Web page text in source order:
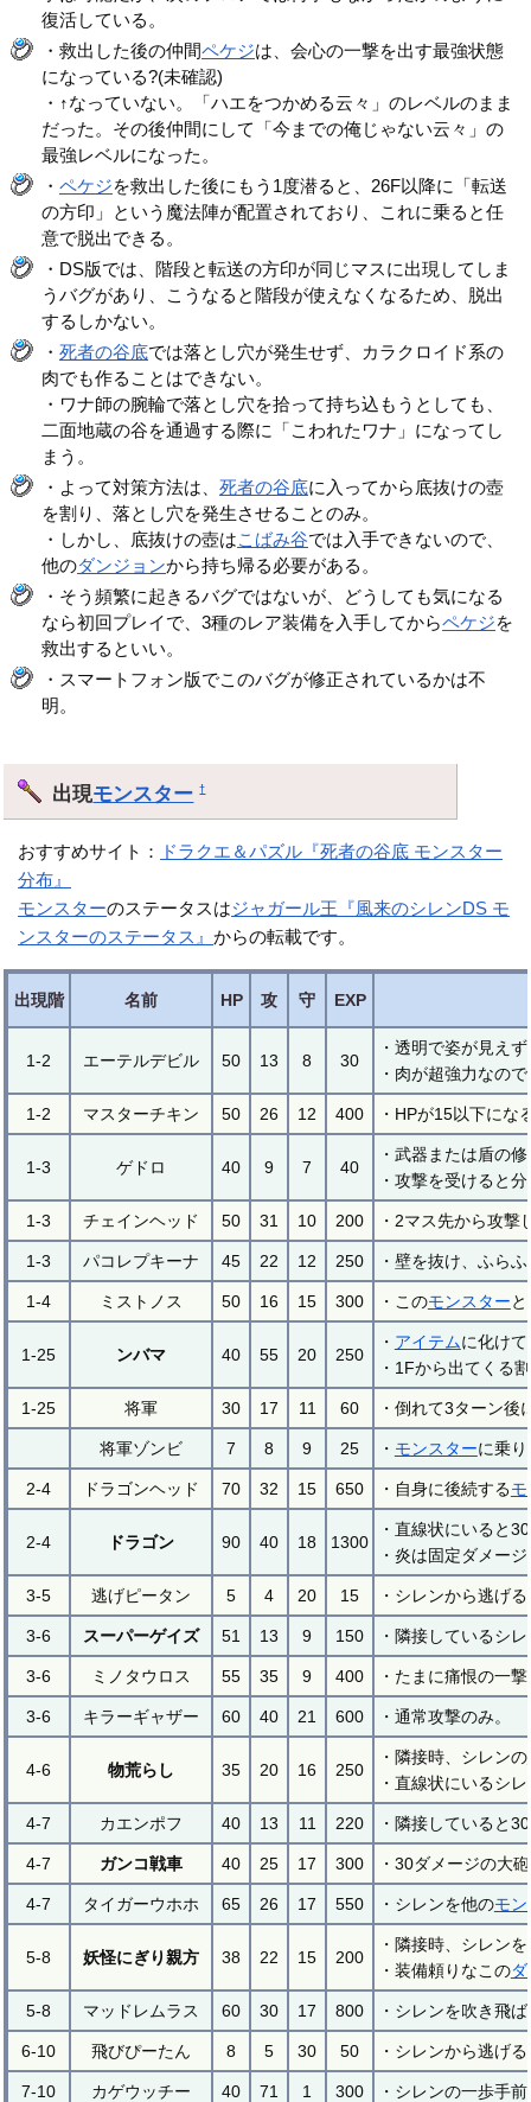
復活している。
・救出した後の仲間ペケジは、会心の一撃を出す最強状態
になっている?(未確認)
・↑なっていない。「ハエをつかめる云々」のレベルのまま
だった。その後仲間にして「今までの俺じゃない云々」の
最強レベルになった。
・ペケジを救出した後にもう1度潜ると、26F以降に「転送
の方印」という魔法陣が配置されており、これに乗ると任
意で脱出できる。
・DS版では、階段と転送の方印が同じマスに出現してしま
うバグがあり、こうなると階段が使えなくなるため、脱出
するしかない。
・死者の谷底では落とし穴が発生せず、カラクロイド系の
肉でも作ることはできない。
・ワナ師の腕輪で落とし穴を拾って持ち込もうとしても、
二面地蔵の谷を通過する際に「こわれたワナ」になってし
まう。
・よって対策方法は、死者の谷底に入ってから底抜けの壺
を割り、落とし穴を発生させることのみ。
・しかし、底抜けの壺はこばみ谷では入手できないので、
他のダンジョンから持ち帰る必要がある。
・そう頻繁に起きるバグではないが、どうしても気になる
なら初回プレイで、3種のレア装備を入手してからペケジを
救出するといい。
・スマートフォン版でこのバグが修正されているかは不
明。
出現モンスター †
おすすめサイト：
ドラクエ＆パズル『死者の谷底 モンスター
分布』
モンスターのステータスはジャガール王『風来のシレンDS モ
ンスターのステータス』からの転載です。
出現階 名前 HP 攻 守 EXP
1-2 エーテルデビル 50 13 8 30
・透明で姿が見え
・肉が超強力なの
1-2 マスターチキン 50 26 12 400 ・HPが15以下にな
1-3 ゲドロ 40 9 7 40
・武器または盾の
・攻撃を受けると
1-3 チェインヘッド 50 31 10 200 ・2マス先から攻撃
1-3 パコレプキーナ 45 22 12 250 ・壁を抜け、ふら
1-4 ミストノス 50 16 15 300 ・このモンスター
1-25 ンバマ 40 55 20 250
・ アイテムに化け
・1Fから出てくる
1-25 将軍 30 17 11 60 ・倒れて3ターン後
将軍ゾンビ 7 8 9 25 ・ モンスターに乗
2-4 ドラゴンヘッド 70 32 15 650 ・自身に後続する
2-4 ドラゴン 90 40 18 1300
・直線状にいると
・炎は固定ダメー
3-5 逃げピータン 5 4 20 15 ・シレンから逃げ
3-6 スーパーゲイズ 51 13 9 150 ・隣接しているシ
3-6 ミノタウロス 55 35 9 400 ・たまに痛恨の一
3-6 キラーギャザー 60 40 21 600 ・通常攻撃のみ。
4-6 物荒らし 35 20 16 250
・隣接時、シレンの
・直線状にいるシ
4-7 カエンポフ 40 13 11 220 ・隣接していると
4-7 ガンコ戦車 40 25 17 300 ・30ダメージの大
4-7 タイガーウホホ 65 26 17 550 ・シレンを他のモン
5-8 妖怪にぎり親方 38 22 15 200
・隣接時、シレン
・装備頼りなこのダ
5-8 マッドレムラス 60 30 17 800 ・シレンを吹き飛
6-10 飛びぴーたん 8 5 30 50 ・シレンから逃げ
7-10 カゲウッチー 40 71 1 300 ・シレンの一歩手